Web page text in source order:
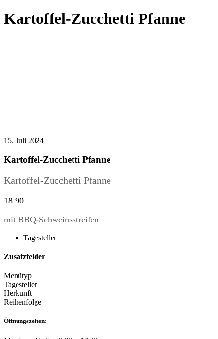
Kartoffel-Zucchetti Pfanne
15. Juli 2024
Kartoffel-Zucchetti Pfanne
Kartoffel-Zucchetti Pfanne
18.90
mit BBQ-Schweinsstreifen
Tagesteller
Zusatzfelder
Menütyp
Tagesteller
Herkunft
Reihenfolge
Öffnungszeiten: